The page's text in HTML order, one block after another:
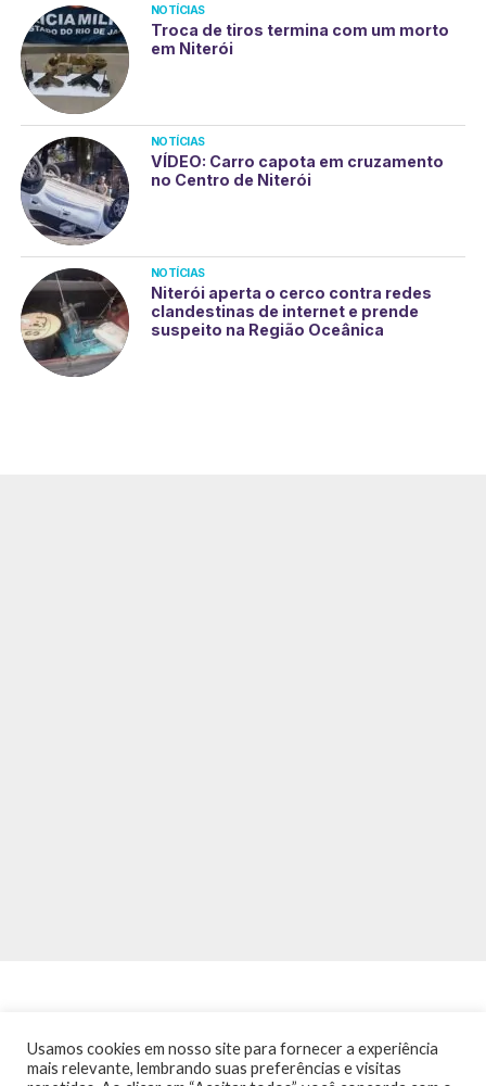
NOTÍCIAS
Troca de tiros termina com um morto
em Niterói
NOTÍCIAS
VÍDEO: Carro capota em cruzamento
no Centro de Niterói
NOTÍCIAS
Niterói aperta o cerco contra redes
clandestinas de internet e prende
suspeito na Região Oceânica
Usamos cookies em nosso site para fornecer a experiência
mais relevante, lembrando suas preferências e visitas